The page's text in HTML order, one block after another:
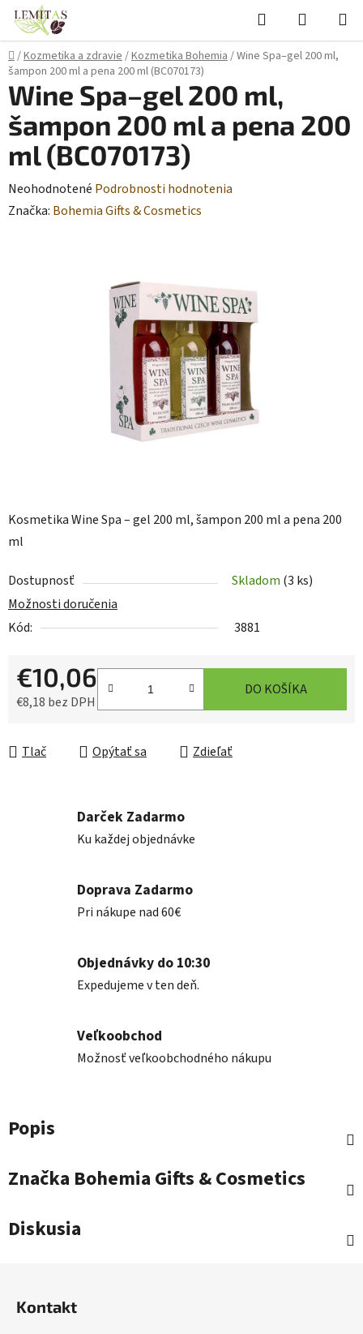
Prejsť
obsah
Hľadať
KOŠÍK
Domov
/Kozmetika a zdravie/Kozmetika Bohemia/Wine Spa–gel 200 ml,
šampon 200 ml a pena 200 ml (BC070173)
Kosmetika Wine Spa – gel 200 ml, šampon 200 ml a pena 200
ml
Dostupnosť Skladom (3 ks)
Možnosti doručenia
Kód:
3881
€10,06
€8,18 bez DPH
DO KOŠÍKA
Tlač Opýtať sa Zdieľať
Wine Spa–gel 200 ml,
šampon 200 ml a pena 200
ml (BC070173)
Priemerné
hodnotenie
Neohodnotené Podrobnosti hodnotenia
Značka: Bohemia Gifts & Cosmetics
Darček Zadarmo
Ku každej objednávke
Doprava Zadarmo
Pri nákupe nad 60€
Objednávky do 10:30
Expedujeme v ten deň.
Veľkoobchod
Možnosť veľkoobchodného nákupu
Popis
Značka Bohemia Gifts & Cosmetics
Diskusia
Kontakt